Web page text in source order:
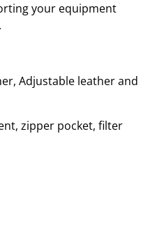
your equipment
Adjustable leather and
zipper pocket, filter